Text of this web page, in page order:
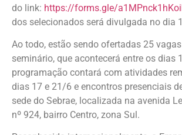
do link: https://forms.gle/
dos selecionados será divulgada no dia
Ao todo, estão sendo ofertadas 25
seminário, que acontecerá entre os dias
programação contará com atividades
dias 17 e 21/6 e encontros presenciais
sede do Sebrae, localizada na avenida
nº 924, bairro Centro, zona Sul.